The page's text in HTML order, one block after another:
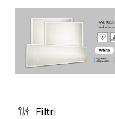
Nuovi
prodotti
Servizio
Filtri